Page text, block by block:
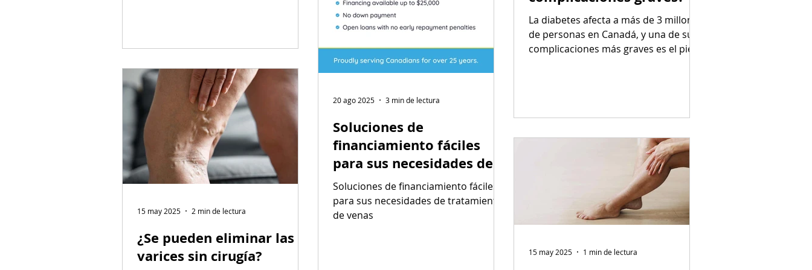
debilitadas.
Soluciones de
financiamiento fáciles
para sus necesidades de
tratamiento de venas
Soluciones de financiamiento fáciles
para sus necesidades de tratamiento
de venas
20 ago 2025 3 min de lectura
La diabetes afecta a más de 3 millones
de personas en Canadá, y una de sus
complicaciones más graves es el pie
¿Se pueden eliminar las
varices sin cirugía?
15 may 2025 2 min de lectura
15 may 2025 1 min de lectura